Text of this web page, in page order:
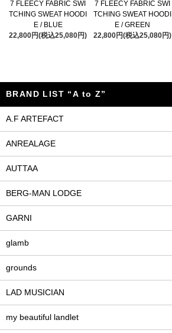
7 FLEECY FABRIC SWI
TCHING SWEAT HOODI
E / BLUE
22,800円(税込25,080円)
7 FLEECY FABRIC SWI
TCHING SWEAT HOODI
E / GREEN
22,800円(税込25,080円)
BRAND LIST “A to Z”
A.F ARTEFACT
ANREALAGE
AUTTAA
BERG-MAN LODGE
GARNI
glamb
grounds
LAD MUSICIAN
my beautiful landlet